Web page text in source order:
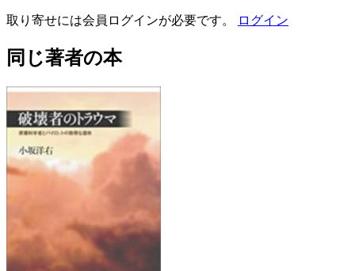
取り寄せには会員ログインが必要です。 ログイン
同じ著者の本